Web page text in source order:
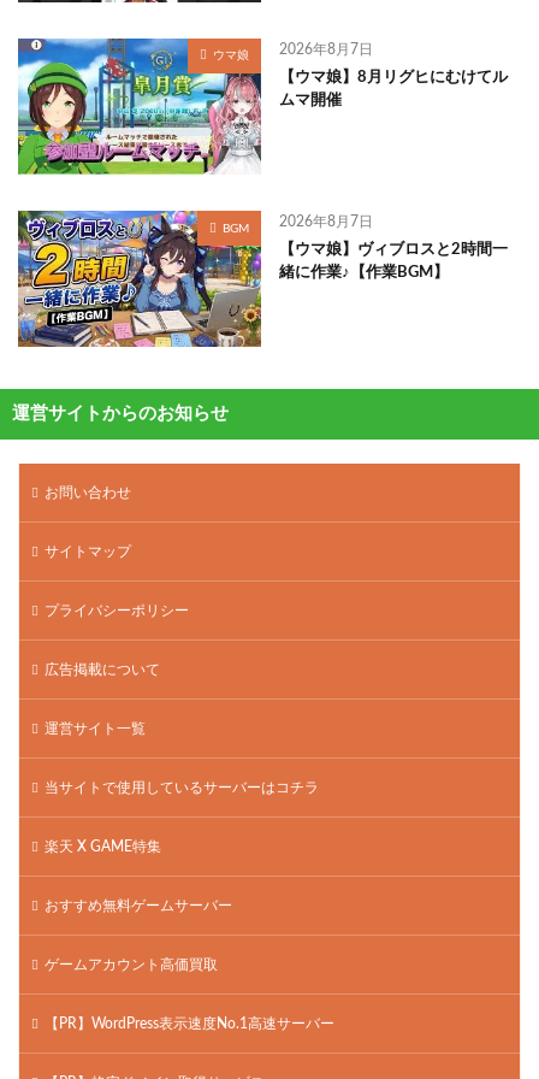
ウマ娘 2026年8月7日
【ウマ娘】8月リグヒにむけてル
ムマ開催
BGM 2026年8月7日
【ウマ娘】ヴィブロスと2時間一
緒に作業♪【作業BGM】
運営サイトからのお知らせ
お問い合わせ
サイトマップ
プライバシーポリシー
広告掲載について
運営サイト一覧
当サイトで使用しているサーバーはコチラ
楽天 X GAME特集
おすすめ無料ゲームサーバー
ゲームアカウント高価買取
【PR】WordPress表示速度No.1高速サーバー